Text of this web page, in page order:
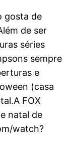
gosta de
de ser
séries
sempre
e
(casa
FOX
natal de
watch?